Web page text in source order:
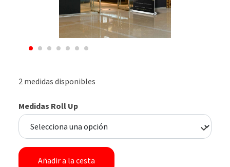
2 medidas disponibles
Medidas Roll Up
Añadir a la cesta